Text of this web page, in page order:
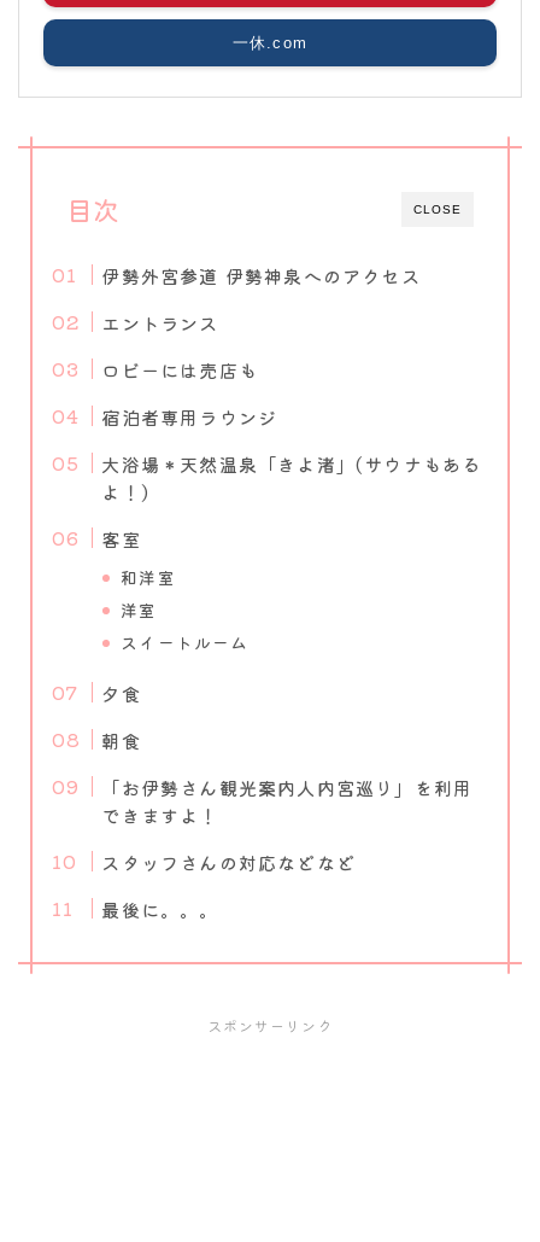
一休.com
CLOSE
目次
伊勢外宮参道 伊勢神泉へのアクセス
エントランス
ロビーには売店も
宿泊者専用ラウンジ
大浴場＊天然温泉「きよ渚」(サウナもある
よ！)
客室
和洋室
洋室
スイートルーム
夕食
朝食
「お伊勢さん観光案内人内宮巡り」を利用
できますよ！
スタッフさんの対応などなど
最後に。。。
スポンサーリンク